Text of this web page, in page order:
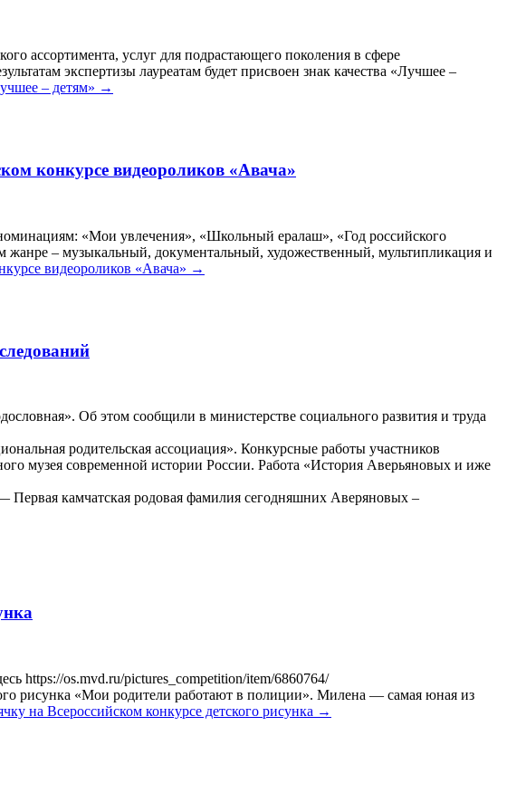
ассортимента, услуг для подрастающего поколения в сфере
экспертизы лауреатам будет присвоен знак качества «Лучшее –
– детям» →
конкурсе видеороликов «Авача»
«Мои увлечения», «Школьный ералаш», «Год российского
– музыкальный, документальный, художественный, мультипликация и
видеороликов «Авача» →
Об этом сообщили в министерстве социального развития и труда
родительская ассоциация». Конкурсные работы участников
музея современной истории России. Работа «История Аверьяновых и иже
камчатская родовая фамилия сегодняшних Аверяновых –
https://os.mvd.ru/pictures_competition/item/6860764/
рисунка «Мои родители работают в полиции». Милена — самая юная из
на Всероссийском конкурсе детского рисунка →